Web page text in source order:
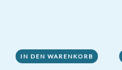
IN DEN WARENKORB